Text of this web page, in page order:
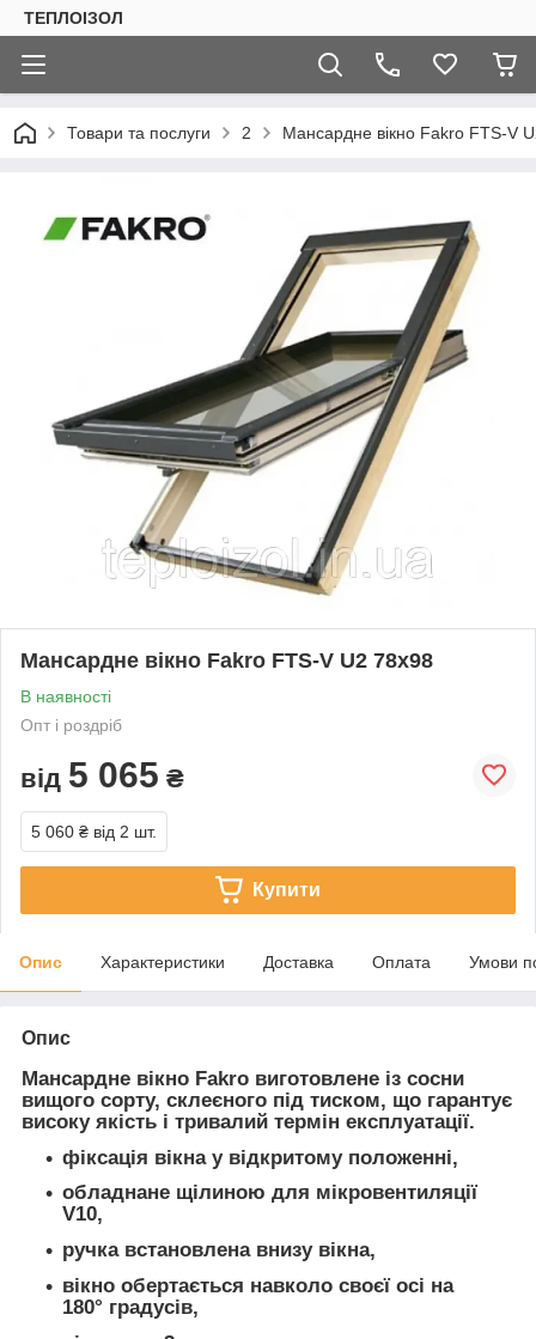
ТЕПЛОIЗОЛ
Товари та послуги 2 Мансардне вікно Fakro FTS-V
Мансардне вікно Fakro FTS-V U2 78х98
В наявності
Опт і роздріб
від 5 065 ₴
5 060 ₴ від 2 шт.
Купити
Опис Характеристики Доставка Оплата Умови
Опис
Мансардне вікно Fakro виготовлене із сосни
вищого сорту, склеєного під тиском, що гарантує
високу якість і тривалий термін експлуатації.
фіксація вікна у відкритому положенні,
обладнане щілиною для мікровентиляції
V10,
ручка встановлена внизу вікна,
вікно обертається навколо своєї осі на
180° градусів,